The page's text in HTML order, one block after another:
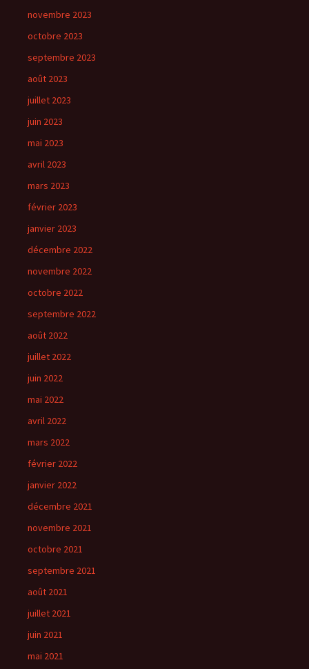
novembre 2023
octobre 2023
septembre 2023
août 2023
juillet 2023
juin 2023
mai 2023
avril 2023
mars 2023
février 2023
janvier 2023
décembre 2022
novembre 2022
octobre 2022
septembre 2022
août 2022
juillet 2022
juin 2022
mai 2022
avril 2022
mars 2022
février 2022
janvier 2022
décembre 2021
novembre 2021
octobre 2021
septembre 2021
août 2021
juillet 2021
juin 2021
mai 2021